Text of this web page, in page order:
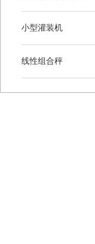
小型灌装机
线性组合秤